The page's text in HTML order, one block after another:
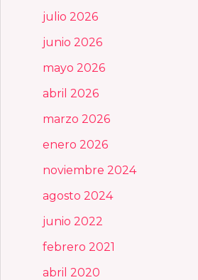
julio 2026
junio 2026
mayo 2026
abril 2026
marzo 2026
enero 2026
noviembre 2024
agosto 2024
junio 2022
febrero 2021
abril 2020